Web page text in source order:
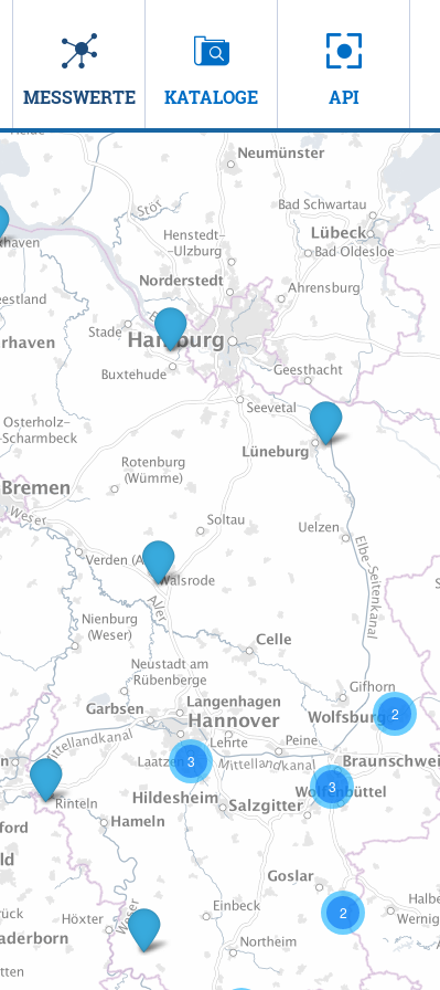
MESSWERTE KATALOGE API